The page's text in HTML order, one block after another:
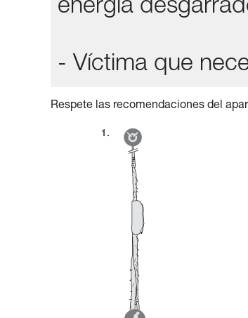
energía
- Víctima que
Respete las recomendaciones del